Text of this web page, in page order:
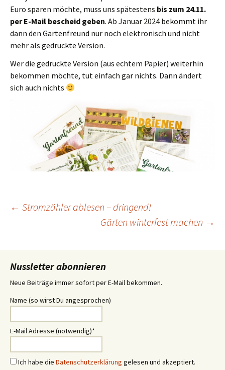
Euro sparen möchte, muss uns spätestens bis zum 24.11.
per E-Mail bescheid geben. Ab Januar 2024 bekommt ihr
dann den Gartenfreund nur noch elektronisch und nicht
mehr als gedruckte Version.
Wer die gedruckte Version (aus echtem Papier) weiterhin
bekommen möchte, tut einfach gar nichts. Dann ändert
sich auch nichts
Beitrags-
← Stromzähler ablesen – dringend!
Gärten winterfest machen →
Nussletter abonnieren
Neue Beiträge immer sofort per E-Mail bekommen.
Name (so wirst Du angesprochen)
E-Mail Adresse (notwendig)*
Ich habe die Datenschutzerklärung gelesen und akzeptiert.